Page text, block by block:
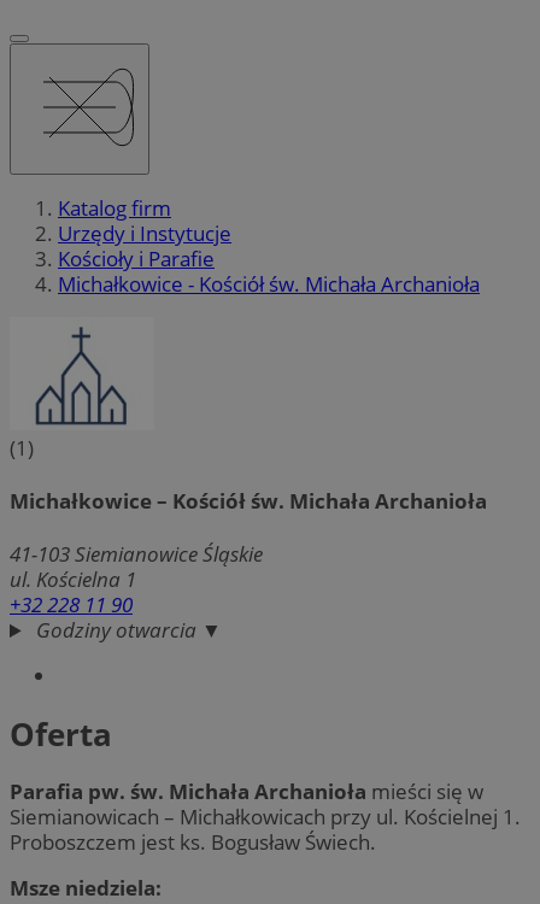
Katalog firm
Urzędy i Instytucje
Kościoły i Parafie
Michałkowice - Kościół św. Michała Archanioła
(1)
Michałkowice – Kościół św. Michała Archanioła
41-103Siemianowice Śląskie
ul. Kościelna 1
+32 228 11 90
Godziny otwarcia ▼
Oferta
Parafia pw. św. Michała Archanioła mieści się w
Siemianowicach – Michałkowicach przy ul. Kościelnej 1.
Proboszczem jest ks. Bogusław Świech.
Msze niedziela: